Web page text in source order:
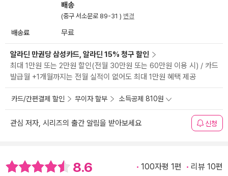
배송
(중구 서소문로 89-31 ) 변경
배송료 무료
알라딘 만권당 삼성카드, 알라딘 15% 청구 할인
최대 1만원 또는 2만원 할인(전월 30만원 또는 60만원 이용 시) / 카드
발급월 +1개월까지는 전월 실적이 없어도 최대 1만원 혜택 제공
카드/간편결제 할인 무이자 할부 소득공제 810원
관심 저자, 시리즈의 출간 알림을 받아보세요 신청
8.6 100자평 1편 리뷰 10편